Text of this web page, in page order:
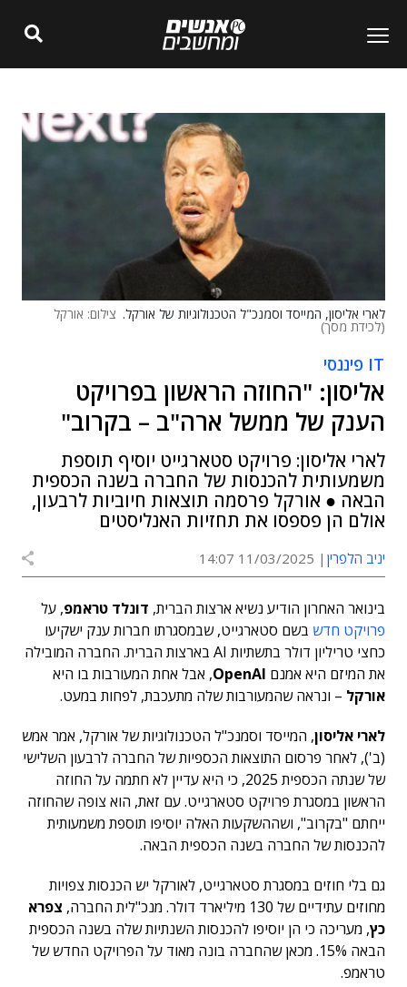
לארי אליסון, המייסד וסמנכ"ל הטכנולוגיות של אורקל. צילום: אורקל
(לכידת מסך)
IT פיננסי
אליסון: "החוזה הראשון בפרויקט
הענק של ממשל ארה"ב – בקרוב"
לארי אליסון: פרויקט סטארגייט יוסיף תוספת
משמעותית להכנסות של החברה בשנה הכספית
הבאה ● אורקל פרסמה תוצאות חיוביות לרבעון,
אולם הן פספסו את תחזיות האנליסטים
יניב הלפרין 11/03/2025 14:07
בינואר האחרון הודיע נשיא ארצות הברית, דונלד טראמפ, על
פרויקט חדש בשם סטארגייט, שבמסגרתו חברות ענק ישקיעו
כחצי טריליון דולר בתשתיות AI בארצות הברית. החברה המובילה
את המיזם היא אמנם OpenAI, אבל אחת המעורבות בו היא
אורקל – ונראה שהמעורבות שלה מתעכבת, לפחות במעט.
לארי אליסון, המייסד וסמנכ"ל הטכנולוגיות של אורקל, אמר אמש
(ב'), לאחר פרסום התוצאות הכספיות של החברה לרבעון השלישי
של שנתה הכספית 2025, כי היא עדיין לא חתמה על החוזה
הראשון במסגרת פרויקט סטארגייט. עם זאת, הוא צופה שהחוזה
ייחתם "בקרוב", ושההשקעות האלה יוסיפו תוספת משמעותית
להכנסות של החברה בשנה הכספית הבאה.
גם בלי חוזים במסגרת סטארגייט, לאורקל יש הכנסות צפויות
מחוזים עתידיים של 130 מיליארד דולר. מנכ"לית החברה,
צפרא
כץ, מעריכה כי הן יוסיפו להכנסות השנתיות שלה בשנה הכספית
הבאה 15%. מכאן שהחברה בונה מאוד על הפרויקט החדש של
טראמפ.